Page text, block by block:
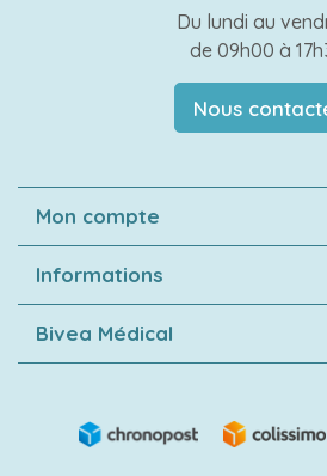
Du lundi au
de 09h00 à
Nous
Mon compte
Informations
Bivea Médical